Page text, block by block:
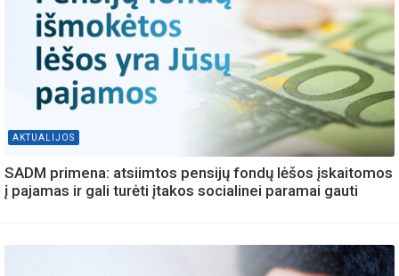
AKTUALIJOS
SADM primena: atsiimtos pensijų fondų lėšos įskaitomos
į pajamas ir gali turėti įtakos socialinei paramai gauti